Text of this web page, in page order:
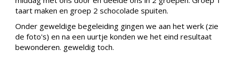
taart maken en groep 2 schocolade spuiten.
Onder geweldige begeleiding gingen we aan het werk (zie
de foto's) en na een uurtje konden we het eind resultaat
bewonderen. geweldig toch.